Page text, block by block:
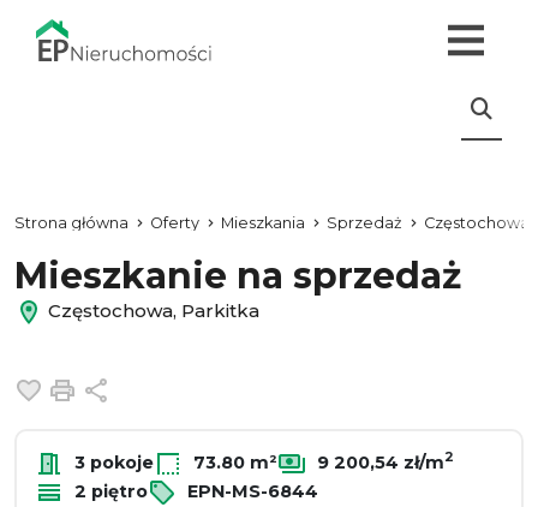
Strona główna Oferty Mieszkania Sprzedaż Częstochowa
Mieszkanie na sprzedaż
Częstochowa, Parkitka
Dodaj do ulubionych
Drukuj
3 pokoje 73.80 m² 9 200,54 zł/m2
2 piętro
EPN-MS-6844